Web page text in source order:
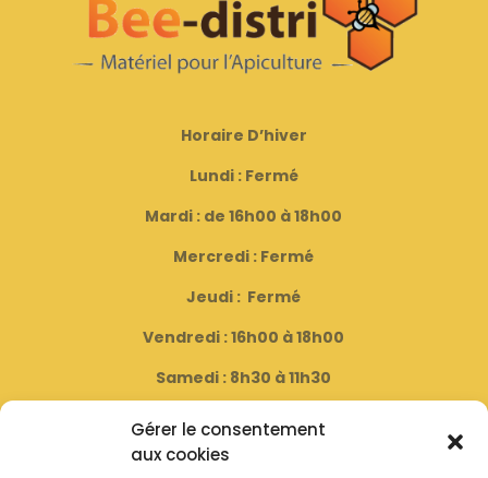
Gérer le consentement
aux cookies
Horaire D’hiver
Lundi : Fermé
Mardi : de 16h00 à 18h00
Mercredi : Fermé
Jeudi : Fermé
Vendredi : 16h00 à 18h00
Samedi : 8h30 à 11h30
( Fermé le dernier samedi du mois )